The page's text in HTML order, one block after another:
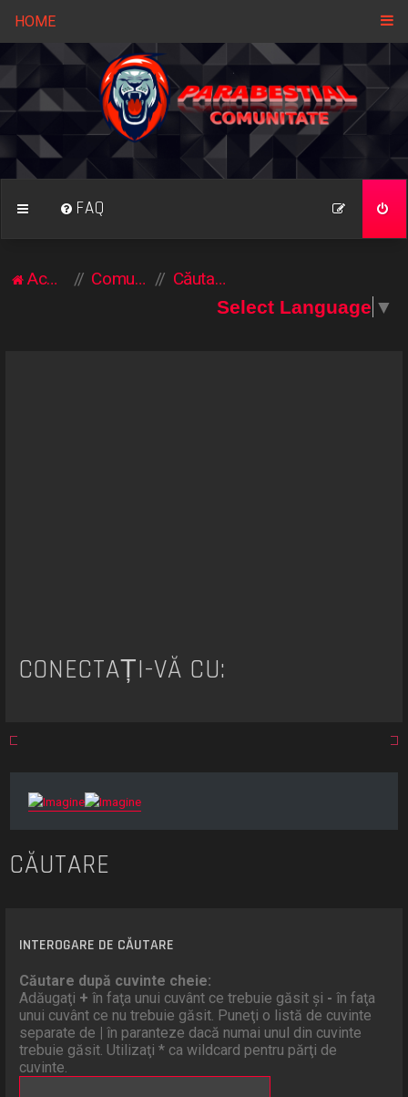
HOME
FAQ
Acasă Comunitate
Căutare
Select Language ▼
CONECTAȚI-VĂ CU:
CĂUTARE
INTEROGARE DE CĂUTARE
Căutare după cuvinte cheie:
Adăugaţi + în faţa unui cuvânt ce trebuie găsit şi - în faţa
unui cuvânt ce nu trebuie găsit. Puneţi o listă de cuvinte
separate de | în paranteze dacă numai unul din cuvinte
trebuie găsit. Utilizaţi * ca wildcard pentru părţi de
cuvinte.